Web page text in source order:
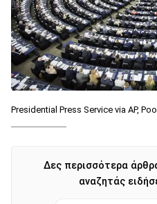
Presidential Press Service via AP,
Δες περισσότερα
αναζητάς